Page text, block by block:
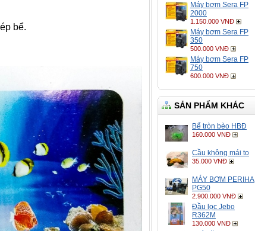
Máy bơm Sera FP
2000
1.150.000 VNĐ
Máy bơm Sera FP
350
500.000 VNĐ
Máy bơm Sera FP
750
600.000 VNĐ
SẢN PHẨM KHÁC
Bể tròn bèo HBĐ
160.000 VNĐ
Cầu không mái to
35.000 VNĐ
MÁY BƠM PERIHA
PG50
2.900.000 VNĐ
Đầu lọc Jebo
R362M
130.000 VNĐ
bể.